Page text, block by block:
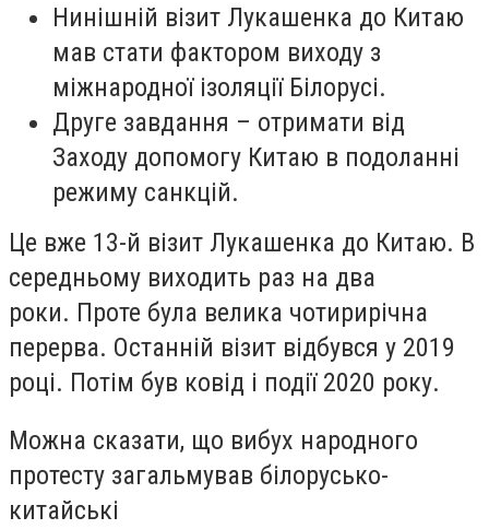
Нинішній візит Лукашенка до Китаю
мав стати фактором виходу з
міжнародної ізоляції Білорусі.
Друге завдання – отримати від
Заходу допомогу Китаю в подоланні
режиму санкцій.
Це вже 13-й візит Лукашенка до Китаю. В
середньому виходить раз на два
роки. Проте була велика чотирирічна
перерва. Останній візит відбувся у 2019
році. Потім був ковід і події 2020 року.
Можна сказати, що вибух народного
протесту загальмував білорусько-
китайські